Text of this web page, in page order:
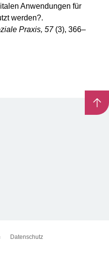
Anwendungen für
werden?.
Praxis, 57(3), 366–
Datenschutz